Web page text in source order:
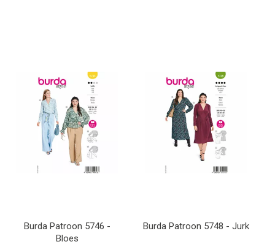
Burda Patroon 5746 -
Bloes
Burda Patroon 5748 - Jurk